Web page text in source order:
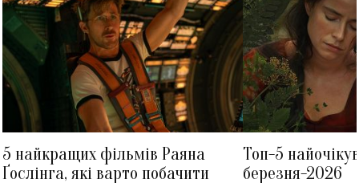
5 найкращих фільмів Раяна
Ґослінга, які варто побачити
Топ-5
березня-2026